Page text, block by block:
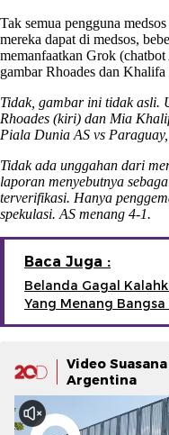
Tak semua pengguna
mereka dapat di medsos,
memanfaatkan Grok
gambar Rhoades dan
Tidak, gambar ini tidak asli.
Rhoades (kiri) dan Mia
Piala Dunia AS vs
Tidak ada unggahan dari
laporan menyebutnya
terverifikasi. Hanya
spekulasi. AS menang 4-1.
Baca Juga :
Belanda Gagal
Yang Menang
Video
Argentina